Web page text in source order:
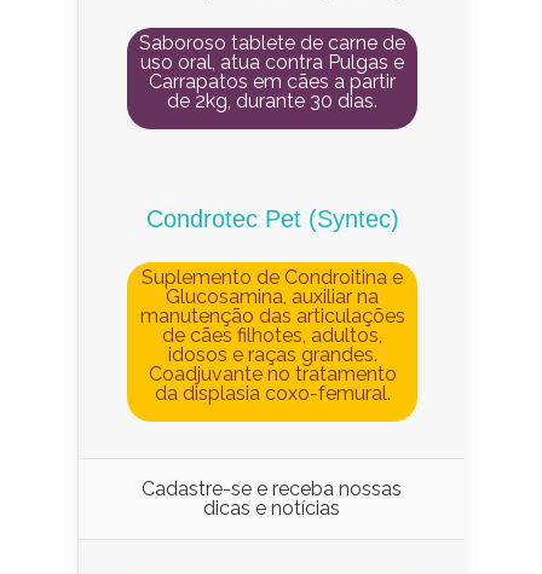
Saboroso tablete de carne de
uso oral, atua contra Pulgas e
Carrapatos em cães a partir
de 2kg, durante 30 dias.
Condrotec Pet (Syntec)
Suplemento de Condroitina e
Glucosamina, auxiliar na
manutenção das articulações
de cães filhotes, adultos,
idosos e raças grandes.
Coadjuvante no tratamento
da displasia coxo-femural.
Cadastre-se e receba nossas
dicas e notícias